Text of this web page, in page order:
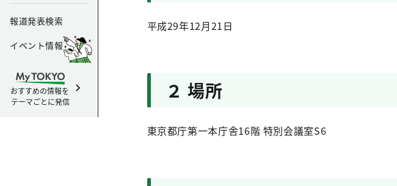
報道発表検索
イベント情報
おすすめの情報を
テーマごとに発信
平成29年12月21日
２ 場所
東京都庁第一本庁舎16階 特別会議室S6